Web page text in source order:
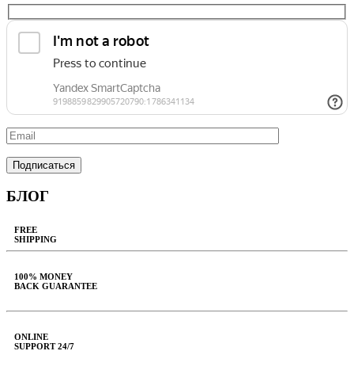
БЛОГ
FREE
SHIPPING
100% MONEY
BACK GUARANTEE
ONLINE
SUPPORT 24/7